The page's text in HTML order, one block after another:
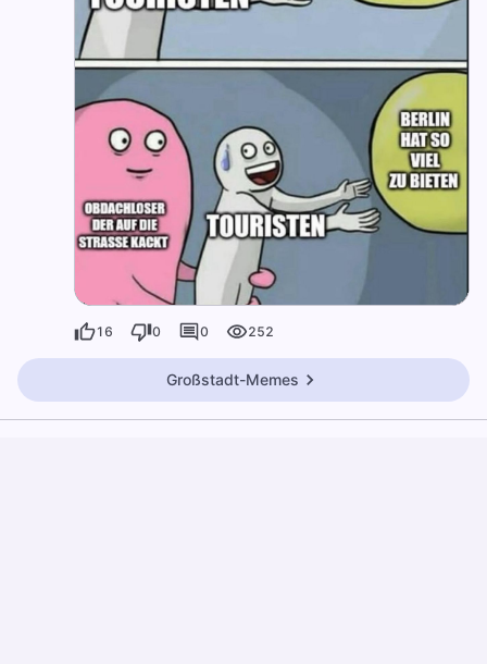
16 0 0 252
Großstadt-Memes